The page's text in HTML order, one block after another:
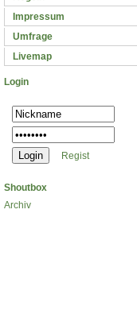
Impressum
Umfrage
Livemap
Login
Regist
Shoutbox
Archiv